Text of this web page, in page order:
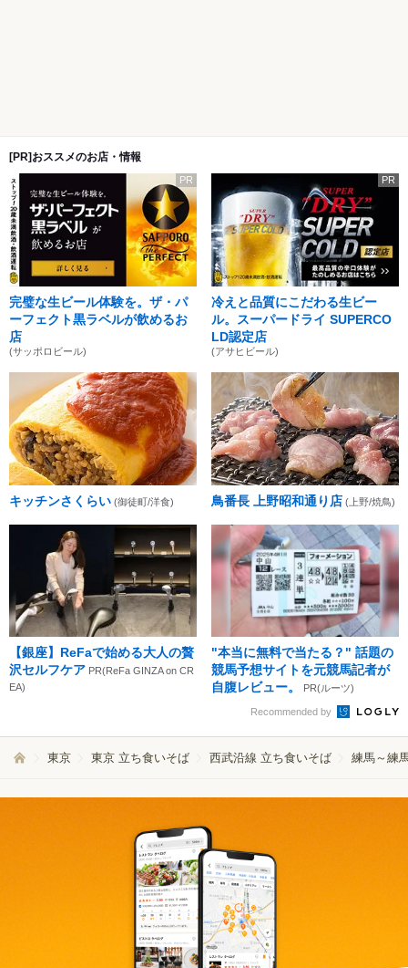
[PR]おススメのお店・情報
PR
完璧な生ビール体験を。ザ・パ
ーフェクト黒ラベルが飲めるお
店
(サッポロビール)
PR
冷えと品質にこだわる生ビー
ル。スーパードライ SUPERCO
LD認定店
(アサヒビール)
キッチンさくらい (御徒町/洋食) 鳥番長 上野昭和通り店 (上野/焼鳥)
【銀座】ReFaで始める大人の贅
沢セルフケア PR(ReFa GINZA on CR
EA)
"本当に無料で当たる？" 話題の
競馬予想サイトを元競馬記者が
自腹レビュー。
PR(ルーツ)
Recommended by
東京 東京 立ち食いそば 西武沿線 立ち食いそば 練馬～練